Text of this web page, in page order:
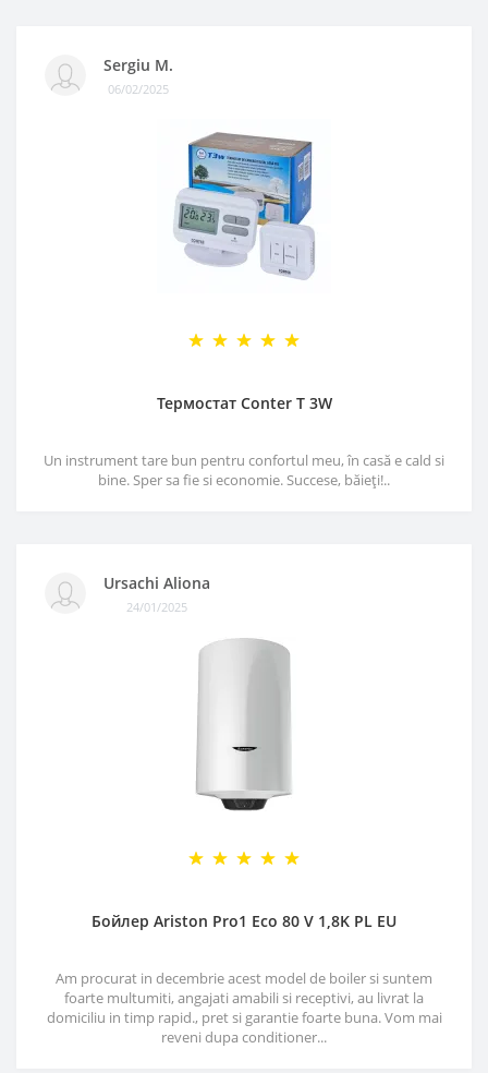
Sergiu M.
06/02/2025
Термостат Conter T 3W
Un instrument tare bun pentru confortul meu, în casă e cald si
bine. Sper sa fie si economie. Succese, băieți!..
Ursachi Aliona
24/01/2025
Бойлер Ariston Pro1 Eco 80 V 1,8K PL EU
Am procurat in decembrie acest model de boiler si suntem
foarte multumiti, angajati amabili si receptivi, au livrat la
domiciliu in timp rapid., pret si garantie foarte buna. Vom mai
reveni dupa conditioner...